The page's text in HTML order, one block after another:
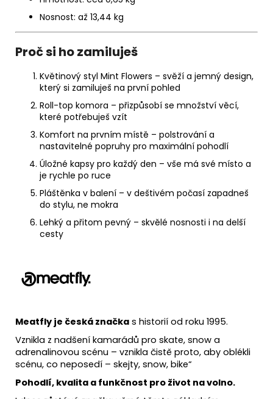
Nosnost: až 13,44 kg
Proč si ho zamiluješ
Květinový styl Mint Flowers – svěží a jemný design,
který si zamiluješ na první pohled
Roll-top komora – přizpůsobí se množství věcí,
které potřebuješ vzít
Komfort na prvním místě – polstrování a
nastavitelné popruhy pro maximální pohodlí
Úložné kapsy pro každý den – vše má své místo a
je rychle po ruce
Pláštěnka v balení – v deštivém počasí zapadneš
do stylu, ne mokra
Lehký a přitom pevný – skvělé nosnosti i na delší
cesty
Meatfly je česká značka s historií od roku 1995.
Vznikla z nadšení kamarádů pro skate, snow a
adrenalinovou scénu – vznikla čistě proto, aby oblékli
scénu, co neposedí – skejty, snow, bike“
Pohodlí, kvalita a funkčnost pro život na volno.